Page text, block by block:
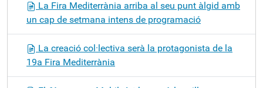
La Fira Mediterrània arriba al seu punt àlgid amb
un cap de setmana intens de programació
La creació col·lectiva serà la protagonista de la
19a Fira Mediterrània